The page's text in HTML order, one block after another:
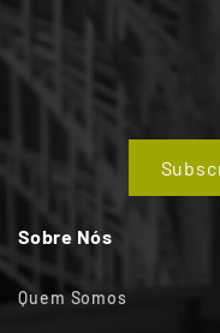
Sobre Nós
Quem Somos